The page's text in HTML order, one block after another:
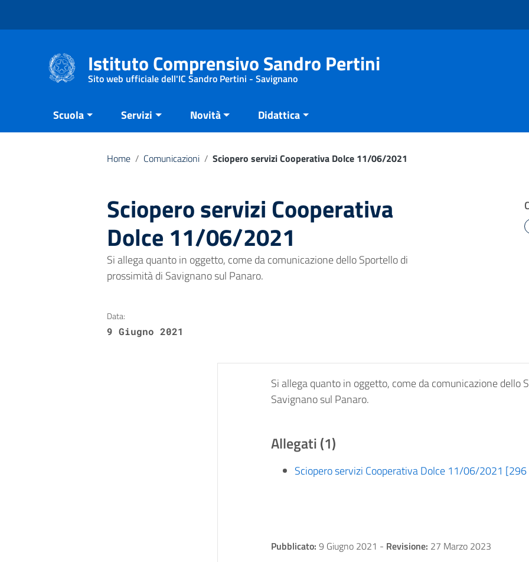
Istituto Comprensivo Sandro Pertini
Sito web ufficiale dell'IC Sandro Pertini - Savignano
Scuola Servizi Novità Didattica
Home / Comunicazioni / Sciopero servizi Cooperativa Dolce 11/06/2021
Sciopero servizi Cooperativa
Dolce 11/06/2021
Si allega quanto in oggetto, come da comunicazione dello Sportello di
prossimità di Savignano sul Panaro.
Data:
9 Giugno 2021
Si allega quanto in oggetto, come da comunicazione dello
Savignano sul Panaro.
Allegati (1)
Sciopero servizi Cooperativa Dolce 11/06/2021 [296
Pubblicato: 9 Giugno 2021 - Revisione: 27 Marzo 2023